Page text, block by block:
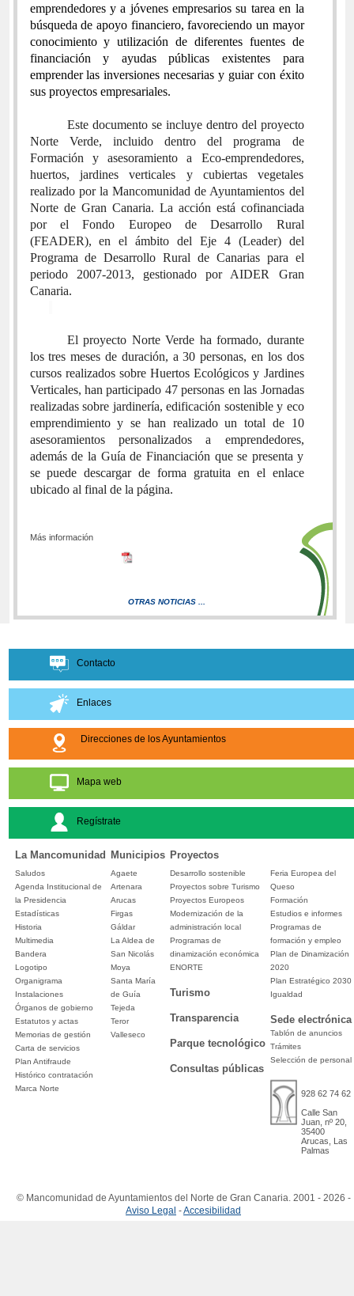
emprendedores y a jóvenes empresarios su tarea en la
búsqueda de apoyo financiero, favoreciendo un mayor
conocimiento y utilización de diferentes fuentes de
financiación y ayudas públicas existentes para
emprender las inversiones necesarias y guiar con éxito
sus proyectos empresariales.
Este documento se incluye dentro del proyecto
Norte Verde, incluido dentro del programa de
Formación y asesoramiento a Eco-emprendedores,
huertos, jardines verticales y cubiertas vegetales
realizado por la Mancomunidad de Ayuntamientos del
Norte de Gran Canaria. La acción está cofinanciada
por el Fondo Europeo de Desarrollo Rural
(FEADER), en el ámbito del Eje 4 (Leader) del
Programa de Desarrollo Rural de Canarias para el
periodo 2007-2013, gestionado por AIDER Gran
Canaria.
El proyecto Norte Verde ha formado, durante
los tres meses de duración, a 30 personas, en los dos
cursos realizados sobre Huertos Ecológicos y Jardines
Verticales, han participado 47 personas en las Jornadas
realizadas sobre jardinería, edificación sostenible y eco
emprendimiento y se han realizado un total de 10
asesoramientos personalizados a emprendedores,
además de la Guía de Financiación que se presenta y
se puede descargar de forma gratuita en el enlace
ubicado al final de la página.
Más información
OTRAS NOTICIAS ...
Contacto
Enlaces
Direcciones de los Ayuntamientos
Mapa web
Regístrate
La Mancomunidad Municipios Proyectos
Saludos
Agenda Institucional de
la Presidencia
Estadísticas
Historia
Multimedia
Bandera
Logotipo
Organigrama
Instalaciones
Órganos de gobierno
Estatutos y actas
Memorias de gestión
Carta de servicios
Plan Antifraude
Histórico contratación
Marca Norte
Agaete
Artenara
Arucas
Firgas
Gáldar
La Aldea de
San Nicolás
Moya
Santa María
de Guía
Tejeda
Teror
Valleseco
Desarrollo sostenible
Proyectos sobre Turismo
Proyectos Europeos
Modernización de la
administración local
Programas de
dinamización económica
ENORTE
Turismo
Transparencia
Parque tecnológico
Consultas públicas
Feria Europea del
Queso
Formación
Estudios e informes
Programas de
formación y empleo
Plan de Dinamización
2020
Plan Estratégico 2030
Igualdad
Sede electrónica
Tablón de anuncios
Trámites
Selección de personal
928 62 74 62
Calle San
Juan, nº 20,
35400
Arucas, Las
Palmas
© Mancomunidad de Ayuntamientos del Norte de Gran Canaria. 2001 - 2026 -
Aviso Legal -Accesibilidad